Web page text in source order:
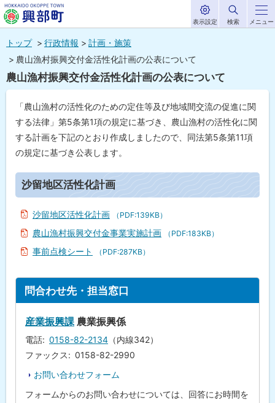
へ
メ
北海道興部
町
HOKKAIDO OKOPPE TOWN
メニュー
表示設定 検索
トップ 行政情報
計画・施策
農山漁村振興交付金活性化計画の公表について
農山漁村振興交付金活性化計画の公表について
「農山漁村の活性化のための定住等及び地域間交流の促進に関
する法律」第5条第1項の規定に基づき、農山漁村の活性化に関
する計画を下記のとおり作成しましたので、同法第5条第11項
の規定に基づき公表します。
ペ
ー
ジ
内
目
次
沙
留
地
活
性
化
計
問
合
・
沙留地区活性化計画
沙留地区活性化計画 （PDF:139KB）
農山漁村振興交付金事業実施計画 （PDF:183KB）
事前点検シート （PDF:287KB）
問合わせ先・担当窓口
産業振興課農業振興係
電話 0158-82-2134 （内線342）
ファックス
0158-82-2990
お問い合わせフォーム
フォームからのお問い合わせについては、回答にお時間を